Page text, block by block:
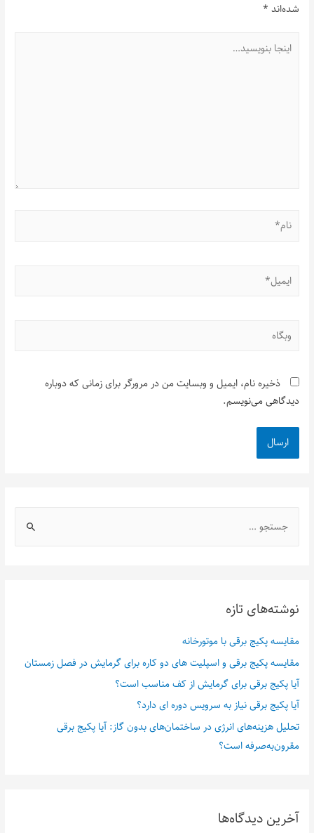
شده‌اند *
ذخیره نام، ایمیل و وبسایت من در مرورگر برای زمانی که دوباره
دیدگاهی می‌نویسم.
نوشته‌های تازه
مقایسه پکیج برقی با موتورخانه
مقایسه پکیج برقی و اسپلیت های دو کاره برای گرمایش در فصل زمستان
آیا پکیج برقی برای گرمایش از کف مناسب است؟
آیا پکیج برقی نیاز به سرویس دوره ای دارد؟
تحلیل هزینه‌های انرژی در ساختمان‌های بدون گاز: آیا پکیج برقی
مقرون‌به‌صرفه است؟
آخرین دیدگاه‌ها